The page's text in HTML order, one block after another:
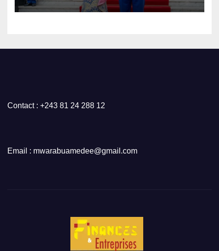
Contact : +243 81 24 288 12
Email : mwarabuamedee@gmail.com